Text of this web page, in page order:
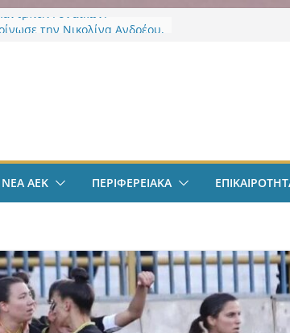
Γυναικών:
Έργων η
Αττικής αποκτά ένα
διαφάνεια και τη
Γυναικών: Ανανέωσε
Γκόμες Ρεσέντε
ΝΕΑ ΑΕΚ ΠΕΡΙΦΕΡΕΙΑΚΑ